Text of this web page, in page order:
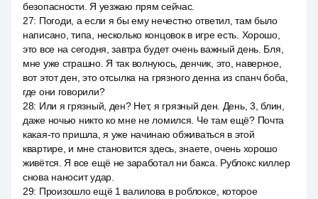
безопасности. Я уезжаю прям сейчас.
27: Погоди, а если я бы ему нечестно ответил, там было
написано, типа, несколько концовок в игре есть. Хорошо,
это все на сегодня, завтра будет очень важный день. Бля,
мне уже страшно. Я так волнуюсь, денчик, это, наверное,
вот этот ден, это отсылка на грязного денна из спанч боба,
где они говорили?
28: Или я грязный, ден? Нет, я грязный ден. День, 3, блин,
даже ночью никто ко мне не ломился. Че там ещё? Почта
какая-то пришла, я уже начинаю обживаться в этой
квартире, и мне становится здесь, знаете, очень хорошо
живётся. Я все ещё не заработал ни бакса. Рублокс киллер
снова наносит удар.
29: Произошло ещё 1 валилова в роблоксе, которое